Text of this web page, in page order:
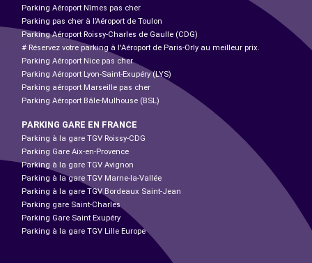
Parking Aéroport Nîmes pas cher
Parking pas cher à l’Aéroport de Toulon
Parking Aéroport Roissy-Charles de Gaulle (CDG)
# Réservez votre parking à l'Aéroport de Paris-Orly au meilleur prix.
Parking Aéroport Nice pas cher
Parking Aéroport Lyon-Saint-Exupéry (LYS)
Parking aéroport Marseille pas cher
Parking Aéroport Bâle-Mulhouse (BSL)
PARKING GARE EN FRANCE
Parking à la gare TGV Roissy-CDG
Parking Gare Aix-en-Provence
Parking à la gare TGV Avignon
Parking à la gare TGV Marne-la-Vallée
Parking à la gare TGV Bordeaux Saint-Jean
Parking gare Saint-Charles
Parking Gare Saint Exupéry
Parking à la gare TGV Lille Europe